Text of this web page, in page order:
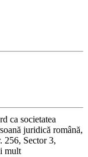
ca societatea
juridică română,
256, Sector 3,
mult